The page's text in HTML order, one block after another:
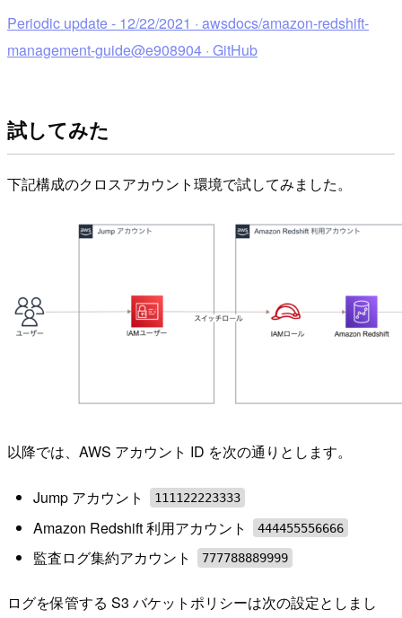
Periodic update - 12/22/2021 · awsdocs/amazon-redshift-
management-guide@e908904 · GitHub
試してみた
下記構成のクロスアカウント環境で試してみました。
以降では、AWS アカウント ID を次の通りとします。
Jump アカウント 111122223333
Amazon Redshift 利用アカウント 444455556666
監査ログ集約アカウント 777788889999
ログを保管する S3 バケットポリシーは次の設定としまし